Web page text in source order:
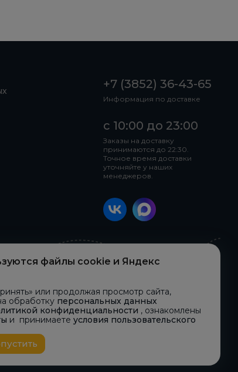
+7 (3852) 36-43-65
Информация по доставке
с 10:00 до 23:00
Заказы на доставку
принимаются до 22:30.
Точное время доставки
уточняйте у наших
менеджеров.
представленных на сайте
файлы cookie и Яндекс
или продолжая просмотр сайта,
обработку персональных данных
конфиденциальности , ознакомлены
и принимаете условия пользовательского